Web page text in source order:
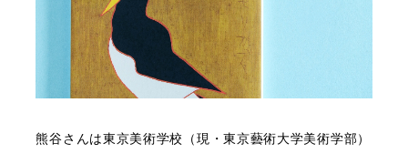
熊谷さんは東京美術学校（現・東京藝術大学美術学部）